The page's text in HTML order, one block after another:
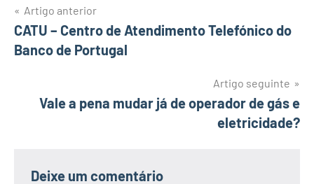
Navegação
de
Artigo anterior
CATU – Centro de Atendimento Telefónico do
Banco de Portugal
Artigo seguinte
Vale a pena mudar já de operador de gás e
eletricidade?
Deixe um comentário